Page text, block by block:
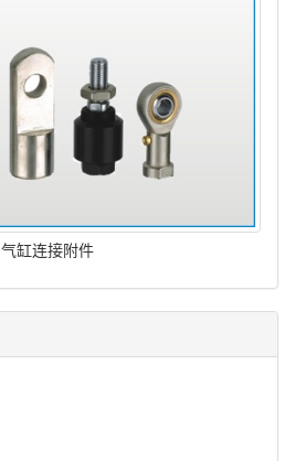
气缸连接附件